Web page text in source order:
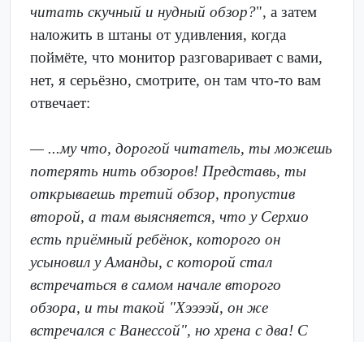
читать скучный и нудный обзор?", а затем
наложить в штаны от удивления, когда
поймёте, что монитор разговаривает с вами,
нет, я серьёзно, смотрите, он там что-то вам
отвечает:
— ...му что, дорогой читатель, ты можешь
потерять нить обзоров! Представь, ты
открываешь третий обзор, пропустив
второй, а там выясняется, что у Серхио
есть приёмный ребёнок, которого он
усыновил у Аманды, с которой стал
встречаться в самом начале второго
обзора, и ты такой "Хээээй, он же
встречался с Ванессой", но хрена с два! С